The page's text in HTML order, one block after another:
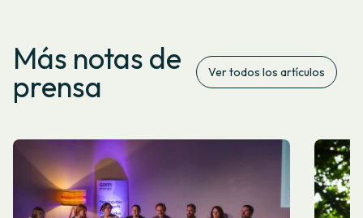
Más notas de
prensa Ver todos los artículos